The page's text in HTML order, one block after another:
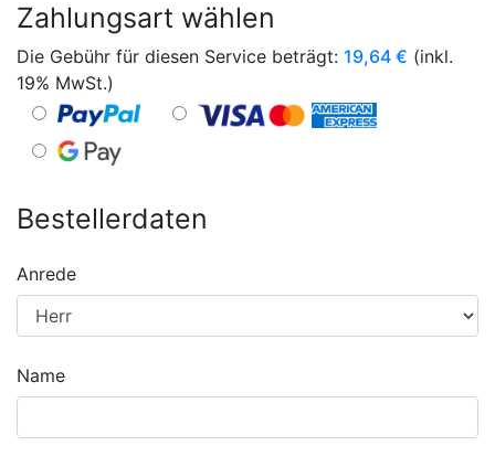
Zahlungsart wählen
Die Gebühr für diesen Service beträgt: 19,64 € (inkl.
19% MwSt.)
Bestellerdaten
Anrede
Name